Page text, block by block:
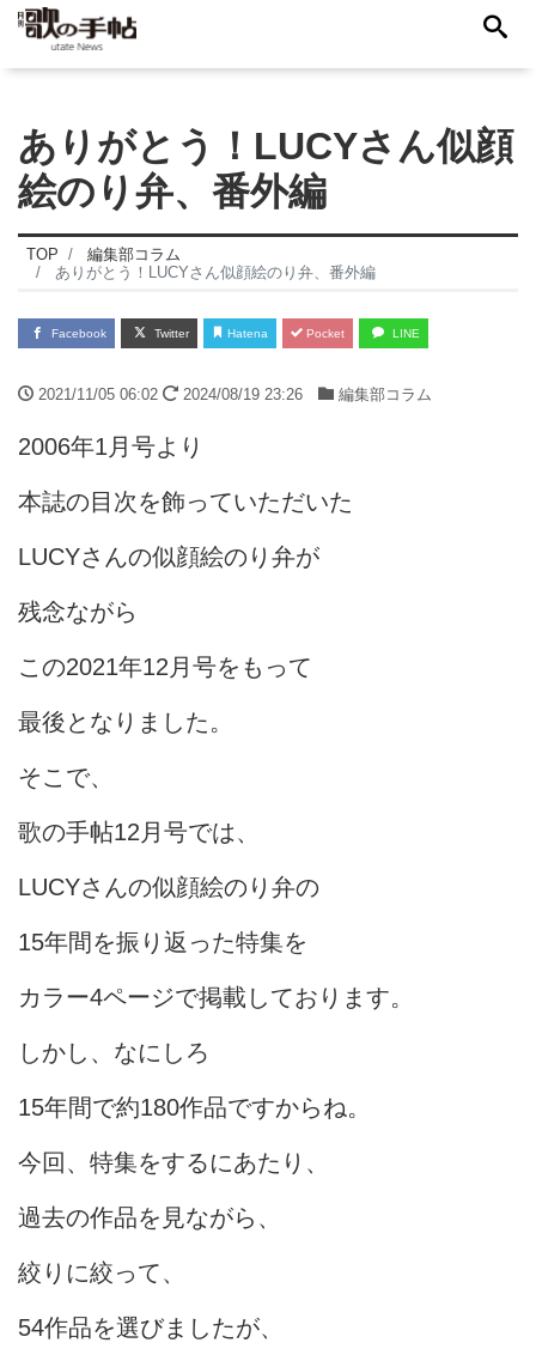
ありがとう！LUCYさん似顔
絵のり弁、番外編
TOP
編集部コラム
ありがとう！LUCYさん似顔絵のり弁、番外編
Facebook Twitter Hatena Pocket LINE
2021/11/05 06:02 2024/08/19 23:26 編集部コラム
2006年1月号より
本誌の目次を飾っていただいた
LUCYさんの似顔絵のり弁が
残念ながら
この2021年12月号をもって
最後となりました。
そこで、
歌の手帖12月号では、
LUCYさんの似顔絵のり弁の
15年間を振り返った特集を
カラー4ページで掲載しております。
しかし、なにしろ
15年間で約180作品ですからね。
今回、特集をするにあたり、
過去の作品を見ながら、
絞りに絞って、
54作品を選びましたが、